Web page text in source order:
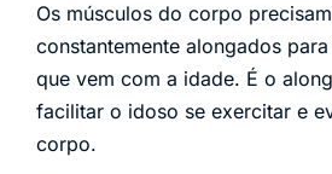
Os músculos do corpo
constantemente alongados
que vem com a idade. É o
facilitar o idoso se exercitar e
corpo.